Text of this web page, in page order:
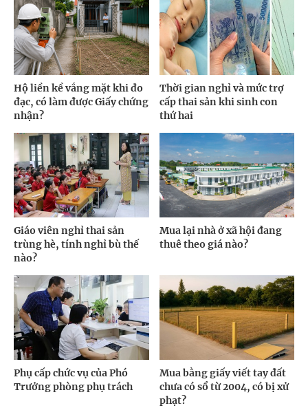
Hộ liền kề vắng mặt khi đo
đạc, có làm được Giấy chứng
nhận?
Thời gian nghỉ và mức trợ
cấp thai sản khi sinh con
thứ hai
Giáo viên nghỉ thai sản
trùng hè, tính nghỉ bù thế
nào?
Mua lại nhà ở xã hội đang
thuê theo giá nào?
Phụ cấp chức vụ của Phó
Trưởng phòng phụ trách
Mua bằng giấy viết tay đất
chưa có sổ từ 2004, có bị xử
phạt?